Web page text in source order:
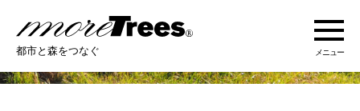
more trees
都市と森をつなぐ メニュー